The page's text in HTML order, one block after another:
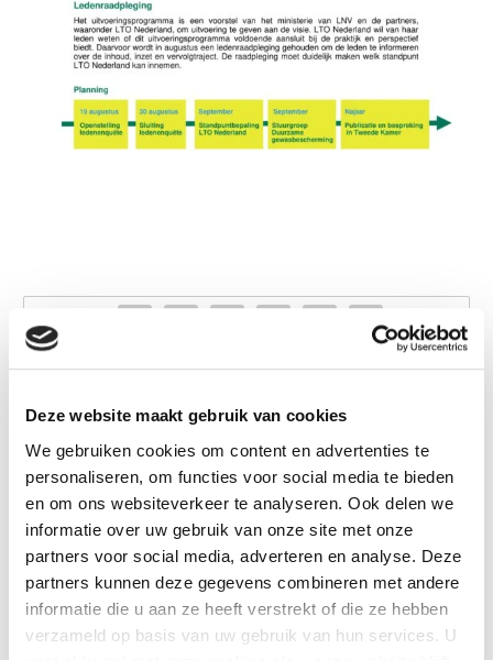
Deze website maakt gebruik van cookies
We gebruiken cookies om content en advertenties te
personaliseren, om functies voor social media te bieden
en om ons websiteverkeer te analyseren. Ook delen we
informatie over uw gebruik van onze site met onze
partners voor social media, adverteren en analyse. Deze
partners kunnen deze gegevens combineren met andere
informatie die u aan ze heeft verstrekt of die ze hebben
verzameld op basis van uw gebruik van hun services. U